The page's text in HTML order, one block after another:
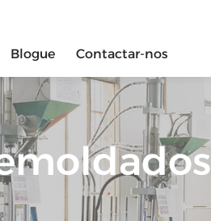
Blogue Contactar-nos